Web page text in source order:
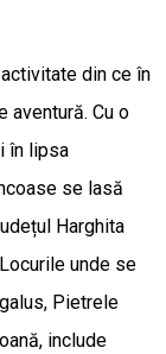
din ce în
aventură. Cu o
în lipsa
se lasă
Harghita
unde se
Pietrele
include